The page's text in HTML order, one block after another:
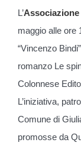
L’
maggio alle ore
“Vincenzo
romanzo Le
Colonnese
L’iniziativa,
Comune di
promosse da